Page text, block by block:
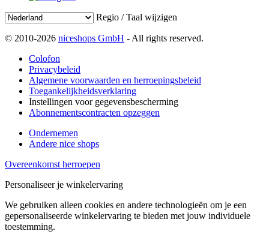
Regio / Taal wijzigen
© 2010-2026 niceshops GmbH - All rights reserved.
Colofon
Privacybeleid
Algemene voorwaarden en herroepingsbeleid
Toegankelijkheidsverklaring
Instellingen voor gegevensbescherming
Abonnementscontracten opzeggen
Ondernemen
Andere nice shops
Overeenkomst herroepen
Personaliseer je winkelervaring
We gebruiken alleen cookies en andere technologieën om je een
gepersonaliseerde winkelervaring te bieden met jouw individuele
toestemming.